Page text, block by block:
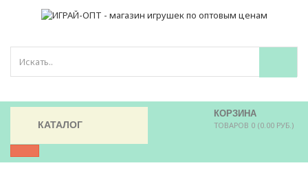
КОРЗИНА
ТОВАРОВ 0 (0.00 РУБ.)
КАТАЛОГ